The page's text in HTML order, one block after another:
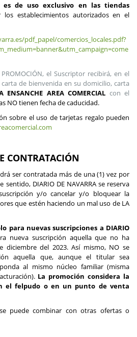
de uso exclusivo en las tiendas
los establecimientos autorizados en el
pdf_papel/comercios_locales.pdf?
el Suscriptor recibirá, en el
de bienvenida en su domicilio, carta
ENSANCHE AREA COMERCIAL con el
NO tienen fecha de caducidad.
sobre el uso de tarjetas regalo pueden
CONTRATACIÓN
ser contratada más de una (1) vez por
DIARIO DE NAVARRA se reserva
y/o cancelar y/o bloquear la
que estén haciendo un mal uso de LA
para nuevas suscripciones a DIARIO
nueva suscripción aquella que no ha
diciembre del 2023. Así mismo, NO se
aquella que, aunque el titular sea
al mismo núcleo familiar (misma
La promoción considera la
el felpudo o en un punto de venta
puede combinar con otras ofertas o